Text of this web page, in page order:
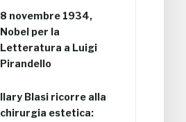
8 novembre 1934,
Nobel per la
Letteratura a Luigi
Pirandello
Ilary Blasi ricorre alla
chirurgia estetica: